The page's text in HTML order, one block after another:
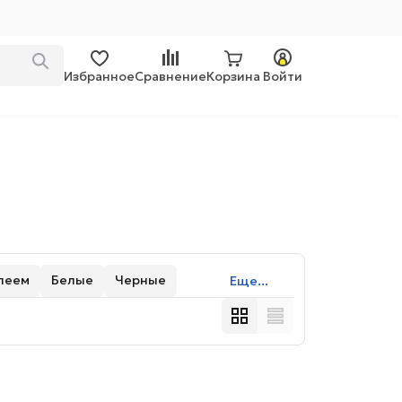
ИзбранноеСравнениеКорзина Войти
Еще...
Белые Черные